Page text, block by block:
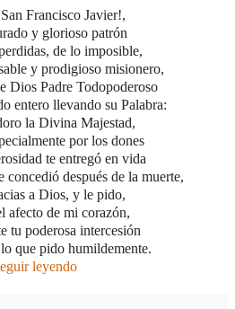
Francisco Javier!,
y glorioso patrón
de lo imposible,
y prodigioso misionero,
Dios Padre Todopoderoso
entero llevando su Palabra:
la Divina Majestad,
por los dones
te entregó en vida
concedió después de la muerte,
a Dios, y le pido,
afecto de mi corazón,
tu poderosa intercesión
que pido humildemente.
leyendo